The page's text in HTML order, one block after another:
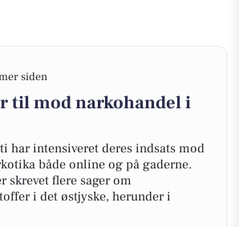
siden
til mod narkohandel i
har intensiveret deres indsats mod
både online og på gaderne.
skrevet flere sager om
i det østjyske, herunder i